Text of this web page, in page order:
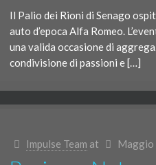
Il Palio dei Rioni di Senago
auto d’epoca Alfa Romeo.
una valida occasione di
condivisione di passioni e […]
Impulse Team at Maggio